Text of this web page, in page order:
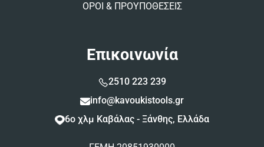
ΟΡΟΙ & ΠΡΟΥΠΟΘΕΣΕΙΣ
Επικοινωνία
2510 223 239
info@kavoukistools.gr
6ο χλμ Καβάλας - Ξάνθης, Ελλάδα